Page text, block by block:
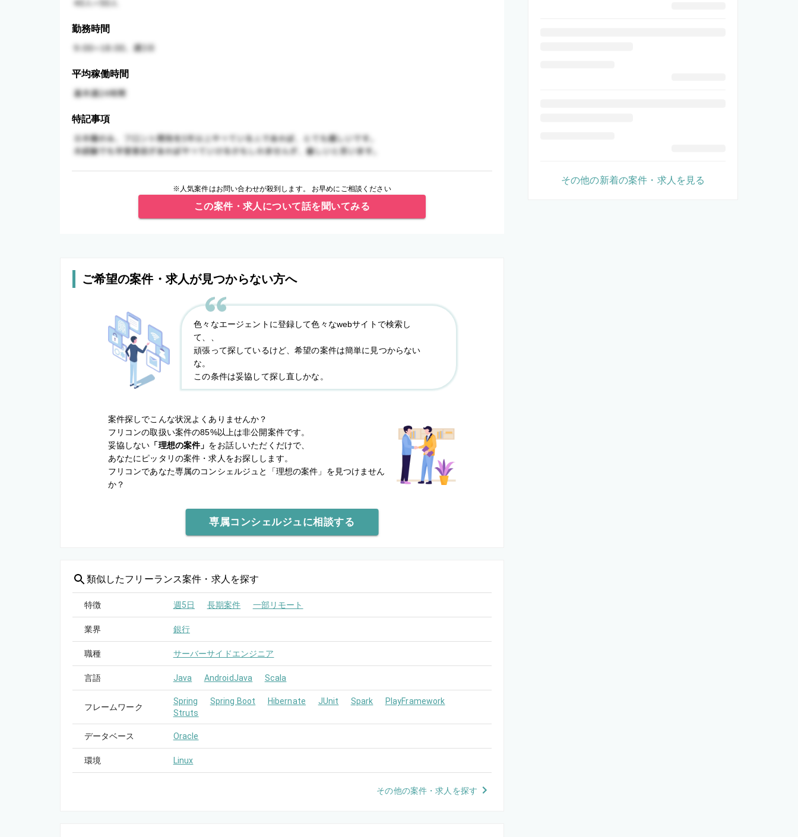
勤務時間
平均稼働時間
特記事項
※人気案件はお問い合わせが殺到します。 お早めにご相談ください
この案件・求人について話を聞いてみる
ご希望の案件・求人が見つからない方へ
色々なエージェントに登録して色々なwebサイトで検索し
て、、
頑張って探しているけど、希望の案件は簡単に見つからない
な。
この条件は妥協して探し直しかな。
案件探しでこんな状況よくありませんか？
フリコンの取扱い案件の85%以上は非公開案件です。
妥協しない 「理想の案件」 をお話しいただくだけで、
あなたにピッタリの案件・求人をお探しします。
フリコンであなた専属のコンシェルジュと
「理想の案件」を見つけません
か？
専属コンシェルジュに相談する
類似したフリーランス案件・求人を探す
特徴 週5日 長期案件 一部リモート
業界 銀行
職種 サーバーサイドエンジニア
言語 Java AndroidJava Scala
フレームワーク
Spring Spring Boot Hibernate JUnit Spark
PlayFramework
Struts
データベース Oracle
環境 Linux
その他の案件・求人を探す
その他の新着の案件・求人を見る